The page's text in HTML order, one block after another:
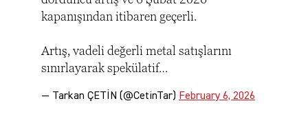
kapanışından itibaren geçerli.
Artış, vadeli değerli metal satışlarını
sınırlayarak spekülatif…
— Tarkan ÇETİN (@CetinTar) February 6, 2026